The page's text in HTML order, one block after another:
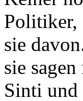
Politiker,
sie
sie
Sinti und